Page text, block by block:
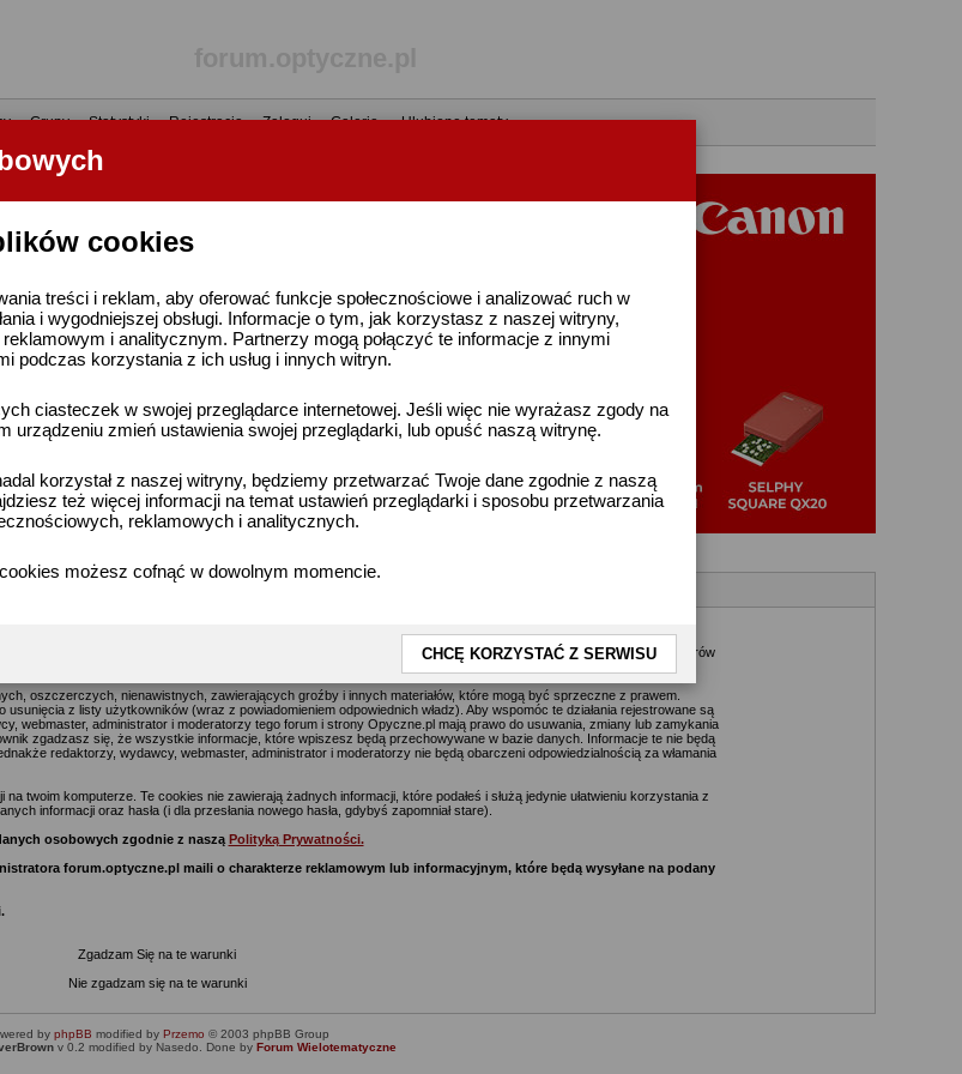
cookies
treści i reklam, aby oferować funkcje społecznościowe i analizować ruch w
i wygodniejszej obsługi. Informacje o tym, jak korzystasz z naszej witryny,
i analitycznym. Partnerzy mogą połączyć te informacje z innymi
podczas korzystania z ich usług i innych witryn.
ciasteczek w swojej przeglądarce internetowej. Jeśli więc nie wyrażasz zgody na
urządzeniu zmień ustawienia swojej przeglądarki, lub opuść naszą witrynę.
korzystał z naszej witryny, będziemy przetwarzać Twoje dane zgodnie z naszą
też więcej informacji na temat ustawień przeglądarki i sposobu przetwarzania
reklamowych i analitycznych.
możesz cofnąć w dowolnym momencie.
CHCĘ KORZYSTAĆ Z SERWISU
•Grupy•Statystyki•Rejestracja•Zaloguj•Galerie• Ulubione tematy
wszelkich uznawanych za obraźliwe materiałów jak najszybciej, jednakże nie jest możliwe przeczytanie każdej
i stronie Optyczne.pl wyraża poglądy i opinie jego autora a nie redaktorów, wydawców, administratorów, moderatorów
oni za te treści odpowiedzialności.
oszczerczych, nienawistnych, zawierających groźby i innych materiałów, które mogą być sprzeczne z prawem.
z listy użytkowników (wraz z powiadomieniem odpowiednich władz). Aby wspomóc te działania rejestrowane są
webmaster, administrator i moderatorzy tego forum i strony Opyczne.pl mają prawo do usuwania, zmiany lub zamykania
zgadzasz się, że wszystkie informacje, które wpiszesz będą przechowywane w bazie danych. Informacje te nie będą
redaktorzy, wydawcy, webmaster, administrator i moderatorzy nie będą obarczeni odpowiedzialnością za włamania
twoim komputerze. Te cookies nie zawierają żadnych informacji, które podałeś i służą jedynie ułatwieniu korzystania z
informacji oraz hasła (i dla przesłania nowego hasła, gdybyś zapomniał stare).
osobowych zgodnie z naszą Polityką Prywatności.
forum.optyczne.pl maili o charakterze reklamowym lub informacyjnym, które będą wysyłane na podany
Zgadzam Się na te warunki
Nie zgadzam się na te warunki
by phpBB modified by Przemo © 2003 phpBB Group
v 0.2 modified by Nasedo. Done by Forum Wielotematyczne